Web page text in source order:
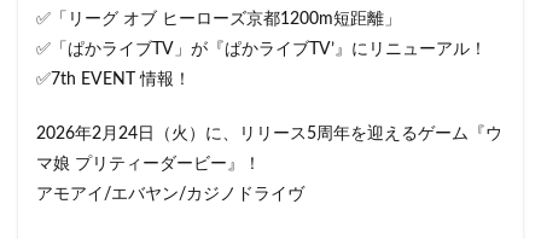
✅「リーグ オブ ヒーローズ京都1200m短距離」
✅「ぱかライブTV」が『ぱかライブTV’』にリニューアル！
✅7th EVENT 情報！
2026年2月24日（火）に、リリース5周年を迎えるゲーム『ウ
マ娘 プリティーダービー』！
アモアイ/エバヤン/カジノドライヴ